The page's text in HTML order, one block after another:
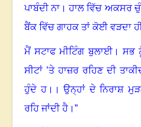
ਪਾਬੰਦੀ ਨਾ ।ਹਾਲ ਵਿੱਚ ਅਕਸਰ
ਬੈਂਕ ਵਿੱਚ ਗਾਹਕ ਤਾਂ ਕੋਈ ਵੜਦਾ
ਮੈਂ ਸਟਾਫ ਮੀਟਿੰਗ ਬੁਲਾਈ। ਸਭ
ਸੀਟਾਂ ’ਤੇ ਹਾਜ਼ਰ ਰਹਿਣ ਦੀ
ਹੁੰਦੇ ਹ।। ਉਨ੍ਹਾਂ ਦੇ ਨਿਰਾਸ਼
ਰਹਿ ਜਾਂਦੀ ਹੈ। ”